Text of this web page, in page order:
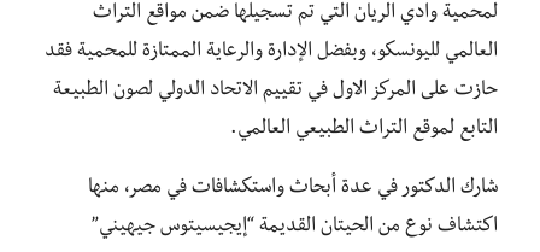
لمحمية وادي الريان التي تم تسجيلها ضمن مواقع التراث
العالمي لليونسكو، وبفضل الإدارة والرعاية الممتازة للمحمية فقد
حازت على المركز الاول في تقييم الاتحاد الدولي لصون الطبيعة
التابع لموقع التراث الطبيعي العالمي.
شارك الدكتور في عدة أبحاث واستكشافات في مصر، منها
اكتشاف نوع من الحيتان القديمة “إيجيسيتوس جيهيني”